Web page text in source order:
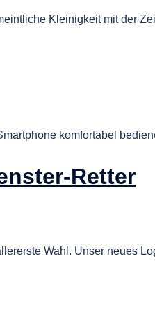
Kleinigkeit mit der
komfortabel
Retter
Wahl. Unser neues